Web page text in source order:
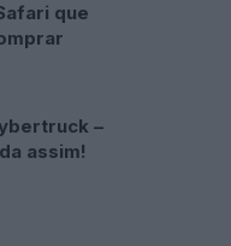
que
–
assim!